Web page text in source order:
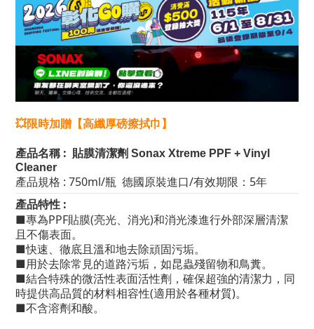
💥限時加贈【高纖厚磅擦拭巾】
產品名稱 : 貼膜清潔劑 Sonax Xtreme PPF + Vinyl
Cleaner
產品規格 : 750ml/瓶 德國原裝進口/有效期限：5年
產品特性 :
■專為PPF貼膜(亮光、消光)和消光漆進行外部深層清潔
且不傷表面。
■快速、徹底且溫和地去除頑固污垢。
■用於去除常見的道路污垢，如昆蟲殘留物和鳥糞。
■結合特殊的微活性表面活性劑，確保超強的清潔力，同
時提供高品質的材料相容性(適用於各種材質)。
■不含溶劑和酸。